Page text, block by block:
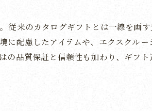
タ商品
な満足感
物の喜び
伝える
従来のカタログギフトとは一線を画
配慮したアイテムや、エクスクル
品質保証と信頼性も加わり、ギフ